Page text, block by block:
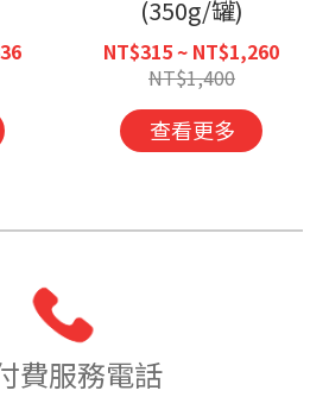
(350g/罐)
NT$315 ~ NT$1,260
NT$1,400
查看更多
費服務電話